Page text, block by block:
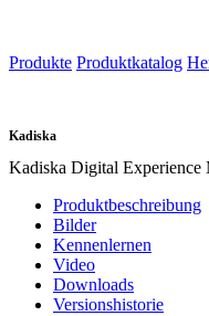
Produkte Produktkatalog
Kadiska
Kadiska Digital Experience
Produktbeschreibung
Bilder
Kennenlernen
Video
Downloads
Versionshistorie